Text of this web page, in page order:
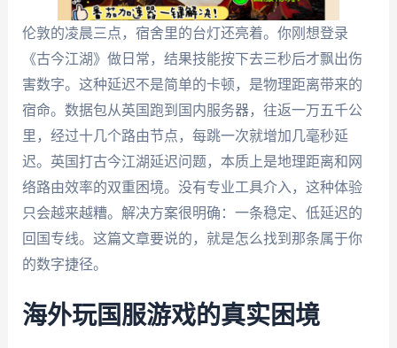
伦敦的凌晨三点，宿舍里的台灯还亮着。你刚想登录
《古今江湖》做日常，结果技能按下去三秒后才飘出伤
害数字。这种延迟不是简单的卡顿，是物理距离带来的
宿命。数据包从英国跑到国内服务器，往返一万五千公
里，经过十几个路由节点，每跳一次就增加几毫秒延
迟。英国打古今江湖延迟问题，本质上是地理距离和网
络路由效率的双重困境。没有专业工具介入，这种体验
只会越来越糟。解决方案很明确：一条稳定、低延迟的
回国专线。这篇文章要说的，就是怎么找到那条属于你
的数字捷径。
海外玩国服游戏的真实困境